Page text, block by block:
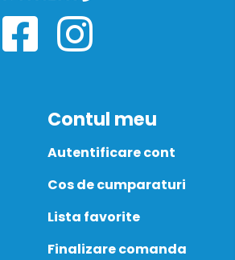
Contul meu
Autentificare cont
Cos de cumparaturi
Lista favorite
Finalizare comanda